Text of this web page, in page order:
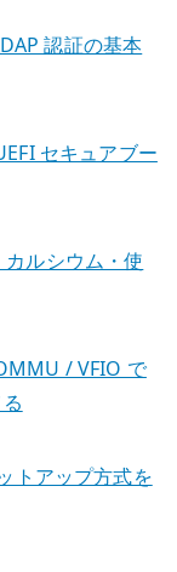
認証の基本
セキュアブー
ルシウム・使
/ VFIO で
トアップ方式を